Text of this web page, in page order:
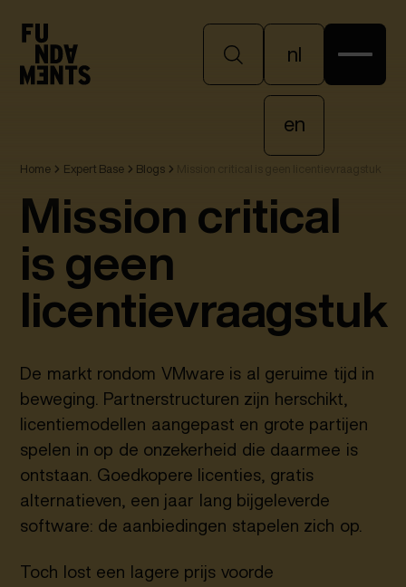
nl
en
Home Expert Base Blogs
Mission critical
is geen
licentievraagstuk
De markt rondom VMware is al geruime tijd in
beweging. Partnerstructuren zijn herschikt,
licentiemodellen aangepast en grote partijen
spelen in op de onzekerheid die daarmee is
ontstaan. Goedkopere licenties, gratis
alternatieven, een jaar lang bijgeleverde
software: de aanbiedingen stapelen zich op.
Toch lost een lagere prijs voorde